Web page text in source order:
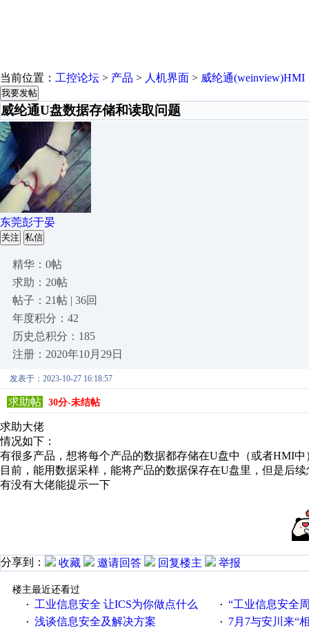
当前位置： 工控论坛 > 产品 > 人机界面 > 威纶通(weinview)HMI
我要发帖
威纶通U盘数据存储和读取问题
东莞彭于晏
关注 私信
精华：0帖
求助：20帖
帖子：21帖 | 36回
年度积分：42
历史总积分：185
注册：2020年10月29日
发表于：2023-10-27 16:18:57
求助帖 30分-未结帖
求助大佬
情况如下：
有很多产品，想将每个产品的数据都存储在U盘中（或者HMI
目前，能用数据采样，能将产品的数据保存在U盘里，但是后
有没有大佬能提示一下
分享到： 收藏 邀请回答 回复楼主 举报
楼主最近还看过
·
工业信息安全 让ICS为你做点什么 · “工业信息安全周之我见”
· 浅谈信息安全及解决方案 · 7月7与安川来“